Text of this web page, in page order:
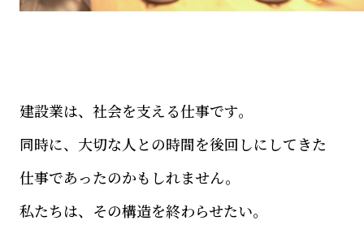
建設業は、社会を支える仕事です。
同時に、大切な人との時間を後回しにしてきた
仕事であったのかもしれません。
私たちは、その構造を終わらせたい。